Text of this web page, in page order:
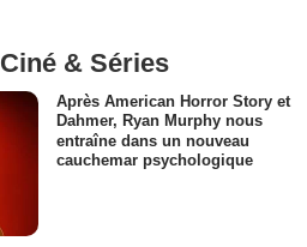
& Séries
Après American Horror Story et
Dahmer, Ryan Murphy nous
entraîne dans un nouveau
cauchemar psychologique